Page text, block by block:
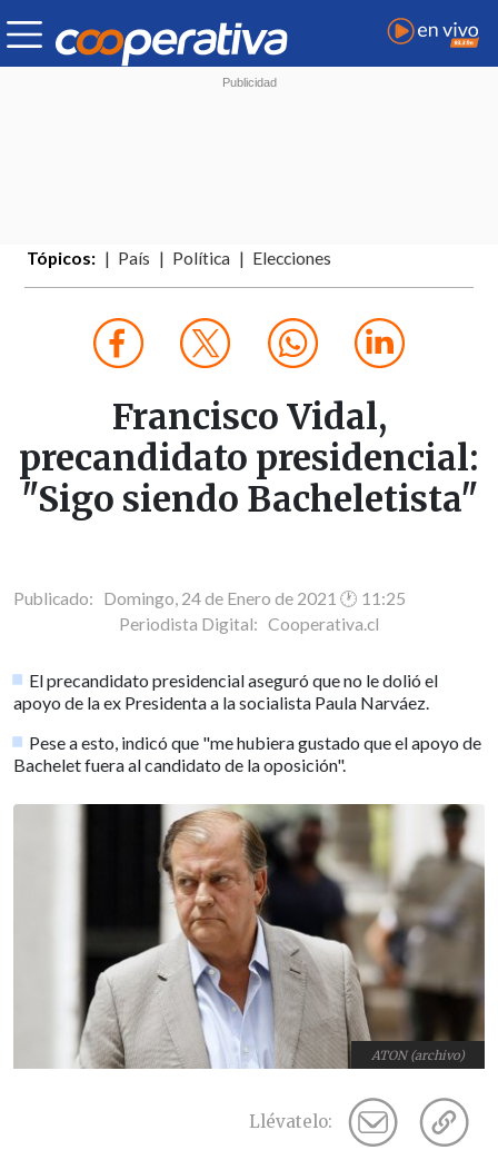
Tópicos: País Política Elecciones
Francisco Vidal,
precandidato presidencial:
"Sigo siendo Bacheletista"
Publicado: Domingo, 24 de Enero de 2021 🕐 11:25
Periodista Digital: Cooperativa.cl
El precandidato presidencial aseguró que no le dolió el
apoyo de la ex Presidenta a la socialista Paula Narváez.
Pese a esto, indicó que "me hubiera gustado que el apoyo de
Bachelet fuera al candidato de la oposición".
ATON (archivo)
Llévatelo: